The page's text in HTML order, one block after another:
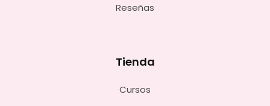
Reseñas
Tienda
Cursos